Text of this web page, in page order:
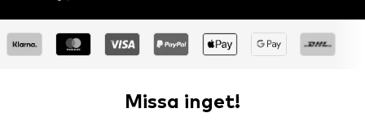
Missa inget!